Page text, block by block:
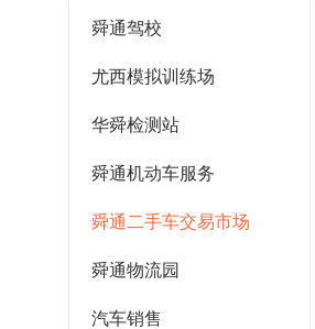
舜通驾校
尤西模拟训练场
华舜检测站
舜通机动车服务
舜通二手车交易市场
舜通物流园
汽车销售